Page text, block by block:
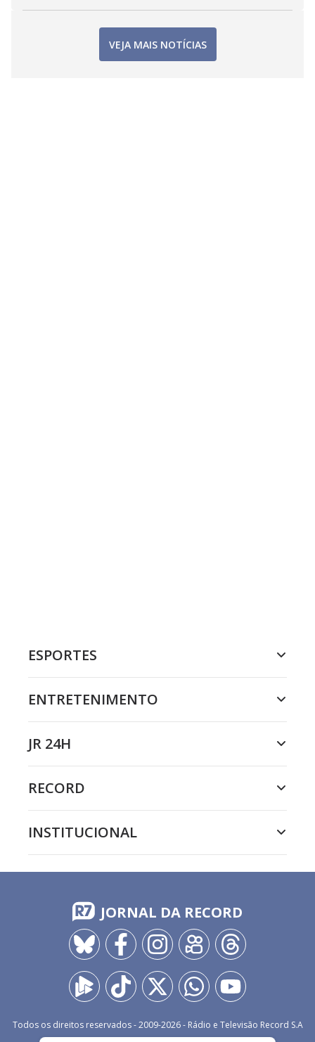
VEJA MAIS NOTÍCIAS
ESPORTES
ENTRETENIMENTO
JR 24H
RECORD
INSTITUCIONAL
JORNAL DA RECORD
Todos os direitos reservados - 2009-2026- Rádio e Televisão Record S.A